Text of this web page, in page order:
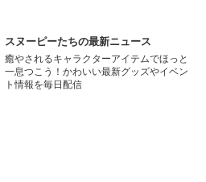
スヌーピーたちの最新ニュース
癒やされるキャラクターアイテムでほっと
一息つこう！かわいい最新グッズやイベン
ト情報を毎日配信